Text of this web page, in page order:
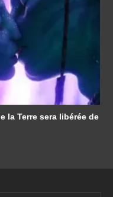
la Terre sera libérée de